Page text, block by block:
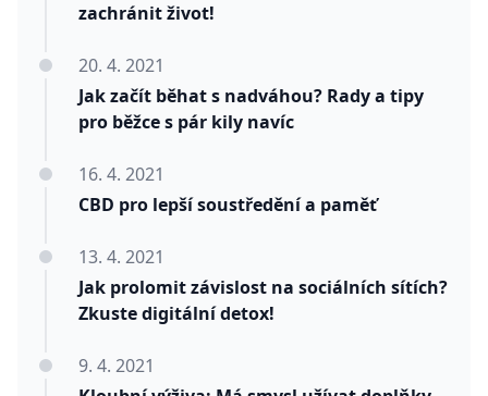
zachránit život!
Jak začít běhat s nadváhou? Rady a tipy
pro běžce s pár kily navíc
20. 4. 2021
CBD pro lepší soustředění a paměť
16. 4. 2021
Jak prolomit závislost na sociálních sítích?
Zkuste digitální detox!
13. 4. 2021
9. 4. 2021